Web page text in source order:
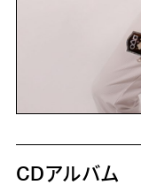
CDアルバム